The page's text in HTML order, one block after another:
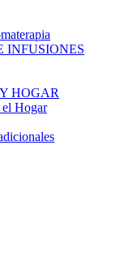
INFUSIONES
HOGAR
Hogar